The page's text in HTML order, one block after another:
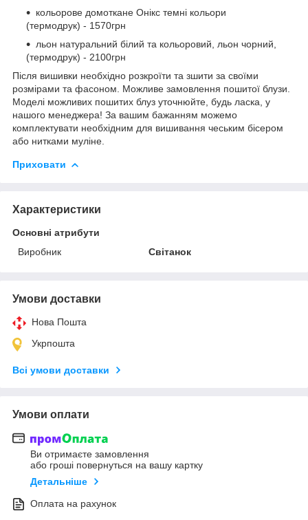
кольорове домоткане Онікс темні кольори
(термодрук) - 1570грн
льон натуральний білий та кольоровий, льон чорний,
(термодрук) - 2100грн
Після вишивки необхідно розкроїти та зшити за своїми
розмірами та фасоном. Можливе замовлення пошитої блузи.
Моделі можливих пошитих блуз уточнюйте, будь ласка, у
нашого менеджера! За вашим бажанням можемо
комплектувати необхідним для вишивання чеським бісером
або нитками муліне.
Приховати
Характеристики
Основні атрибути
Виробник
Світанок
Умови доставки
Нова Пошта
Укрпошта
Всі умови доставки
Умови оплати
Ви отримаєте замовлення
або гроші повернуться на вашу картку
Детальніше
Оплата на рахунок